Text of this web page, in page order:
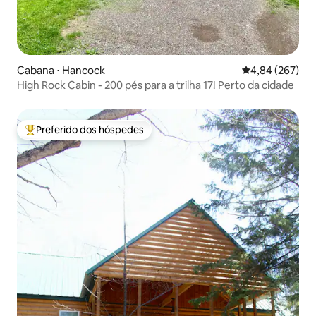
Cabana ⋅ Hancock 4,84 de uma
4,84 (267)
High Rock Cabin - 200 pés para a trilha 17! Perto da cidade
Entre os melhores preferidos dos hóspedes
Preferido dos hóspedes